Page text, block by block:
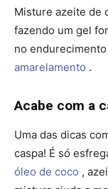
Misture azeite de
fazendo um gel
no
amarelamento .
Acabe com a
Uma das dicas
caspa! É só
óleo de coco ,